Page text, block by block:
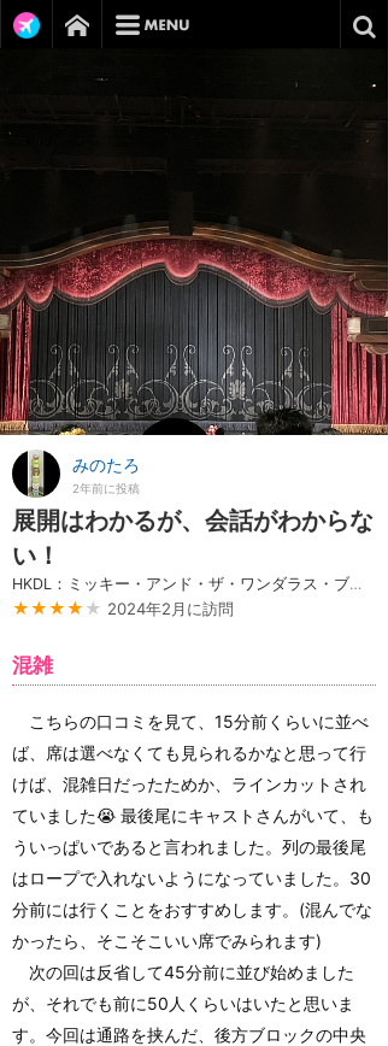
みのたろ
2年前に投稿
展開はわかるが、会話がわからな
い！
HKDL：ミッキー・アンド・ザ・ワンダラス・ブック
★★★★ ★ 2024年2月に訪問
混雑
こちらの口コミを見て、15分前くらいに並べ
ば、席は選べなくても見られるかなと思って行
けば、混雑日だったためか、ラインカットされ
ていました😭 最後尾にキャストさんがいて、も
ういっぱいであると言われました。列の最後尾
はロープで入れないようになっていました。30
分前には行くことをおすすめします。(混んでな
かったら、そこそこいい席でみられます)
次の回は反省して45分前に並び始めました
が、それでも前に50人くらいはいたと思いま
す。今回は通路を挟んだ、後方ブロックの中央